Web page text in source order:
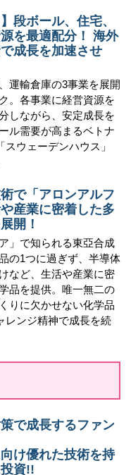
段ボール、住宅、
を最適配分！ 海外
成長を加速させ
運輸倉庫の3事業を展開
。各事業に経営資源を
しながら、安定成長を
ル需要が高まるベトナ
ウェーデンハウス」
で「アロンアルフ
産業に密着した多
開！
」で知られる東亞合成
の1つに過ぎず、半導体
など、生活や産業に密
品を提供。唯一無二の
りに欠かせない化学品
レンジ精神で成長を続
で成長するファン
け優れた技術を持
資!!